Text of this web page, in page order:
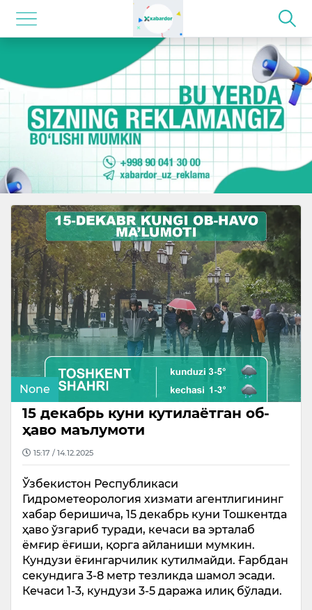
None
15 декабрь куни кутилаётган об-
ҳаво маълумоти
15:17 / 14.12.2025
Ўзбекистон Республикаси
Гидрометеорология хизмати агентлигининг
хабар беришича, 15 декабрь куни Тошкентда
ҳаво ўзгариб туради, кечаси ва эрталаб
ёмғир ёғиши, қорга айланиши мумкин.
Кундузи ёғингарчилик кутилмайди. Ғарбдан
секундига 3-8 метр тезликда шамол эсади.
Кечаси 1-3, кундузи 3-5 даража илиқ бўлади.